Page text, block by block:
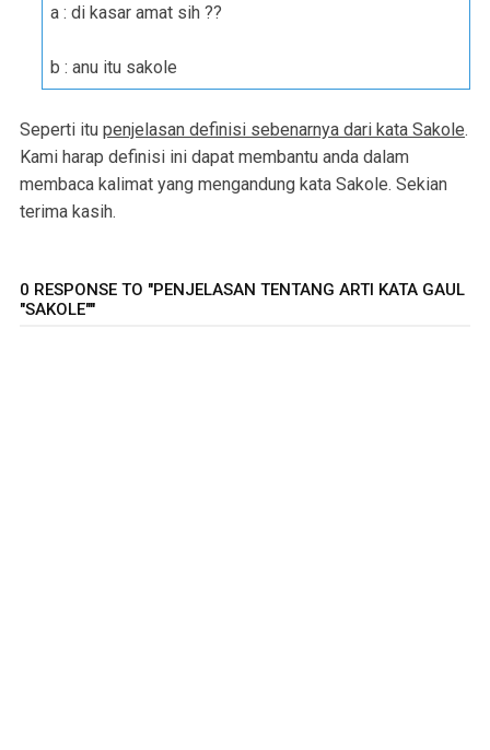
a : di kasar amat sih ??
b : anu itu sakole
Seperti itu penjelasan definisi sebenarnya dari kata Sakole.
Kami harap definisi ini dapat membantu anda dalam
membaca kalimat yang mengandung kata Sakole. Sekian
terima kasih.
0 RESPONSE TO "PENJELASAN TENTANG ARTI KATA GAUL
"SAKOLE""